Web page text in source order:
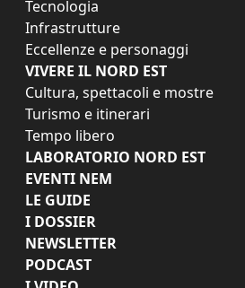
Tecnologia
Infrastrutture
Eccellenze e personaggi
VIVERE IL NORD EST
Cultura, spettacoli e mostre
Turismo e itinerari
Tempo libero
LABORATORIO NORD EST
EVENTI NEM
LE GUIDE
I DOSSIER
NEWSLETTER
PODCAST